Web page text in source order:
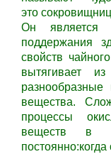
это
Он является
поддержания
свойств
вытягивает
вещества.
процессы
веществ в
постоянно:когда